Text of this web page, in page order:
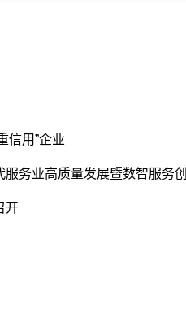
信用”企业
务业高质量发展暨数智服务
开